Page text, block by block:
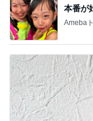
本番が
Ameba